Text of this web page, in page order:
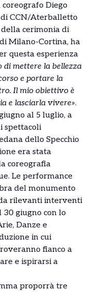
Diego
CCN/Aterballetto
cerimonia di
Milano-Cortina, ha
questa esperienza
di mettere la bellezza
e portare la
Il mio obiettivo è
e lasciarla vivere».
al 5 luglio, a
spettacoli
dello Specchio
era stata
coreografia
Le performance
del monumento
rilevanti interventi
giugno con lo
Danze e
in cui
fianco a
e ispirarsi a
proporrà tre